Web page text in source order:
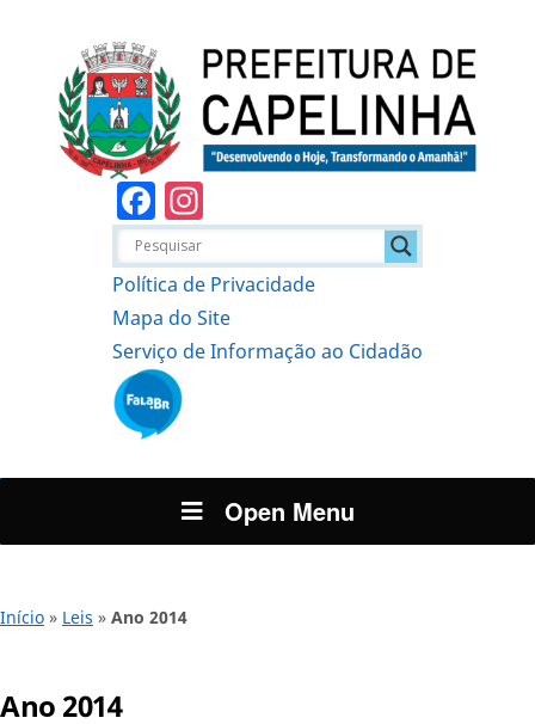
Facebook
Política de Privacidade
Mapa do Site
Serviço de Informação ao Cidadão
Open Menu
Início » Leis » Ano 2014
Ano 2014